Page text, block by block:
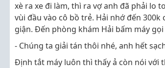
xè ra xe đi làm, thì ra vợ anh đã phải lo
vùi đầu vào cô bồ trẻ. Hải nhớ đến
giận. Đến phòng khám Hải bấm máy
- Chúng ta giải tán thôi nhé, anh hết
Định tắt máy luôn thì thấy ả còn nói với